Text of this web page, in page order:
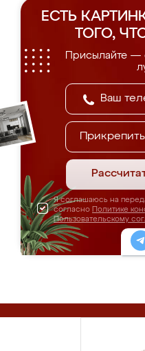
ЕСТЬ
ТОГО,
Присылайте —
Я соглашаюсь на
согласно Политике
Пользовательскому